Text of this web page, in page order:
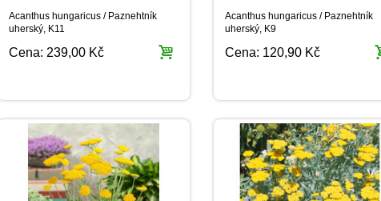
Acanthus hungaricus / Paznehtník
uherský, K11
Cena: 239,00 Kč
Acanthus hungaricus / Paznehtník
uherský, K9
Cena: 120,90 Kč